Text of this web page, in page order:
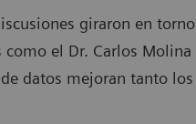
giraron en
como el Dr. Carlos
datos mejoran tanto